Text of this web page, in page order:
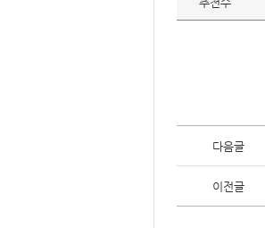
이
다
다음글
이전글